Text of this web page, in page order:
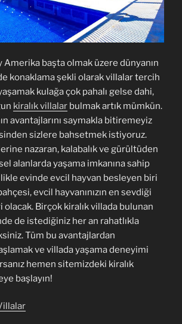
Amerika başta olmak üzere dünyanın
konaklama şekli olarak villalar tercih
kulağa çok pahalı gelse dahi,
kiralık villalar bulmak artık mümkün.
avantajlarını saymakla bitiremeyiz
sizlere bahsetmek istiyoruz.
nazaran, kalabalık ve gürültüden
alanlarda yaşama imkanına sahip
evinde evcil hayvan besleyen biri
evcil hayvanınızın en sevdiği
olacak. Birçok kiralık villada bulunan
de istediğiniz her an rahatlıkla
Tüm bu avantajlardan
ve villada yaşama deneyimi
hemen sitemizdeki kiralık
başlayın!